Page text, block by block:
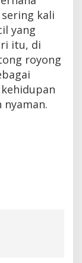
kali
yang
itu, di
royong